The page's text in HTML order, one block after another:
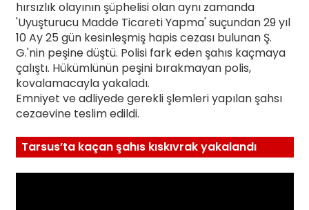
hırsızlık olayının şüphelisi olan aynı zamanda
'Uyuşturucu Madde Ticareti Yapma' suçundan 29 yıl
10 Ay 25 gün kesinleşmiş hapis cezası bulunan Ş.
G.'nin peşine düştü. Polisi fark eden şahıs kaçmaya
çalıştı. Hükümlünün peşini bırakmayan polis,
kovalamacayla yakaladı.
Emniyet ve adliyede gerekli şlemleri yapılan şahsı
cezaevine teslim edildi.
Tarsus’ta kaçan şahıs kıskıvrak yakalandı